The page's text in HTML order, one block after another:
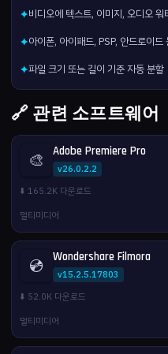
✦비디오에 텍스트, 이미지, 오디오 워
✦아이폰, 아이패드, PSP, 안드로이
✦파일 크기 또는 길이 기준 자동 분할
🔗 관련 소프트웨어
🎨 Adobe Premiere Pro
v26.0.2.2
⬇️ 165.2K 다운로드
멀티미디어
💿 Wondershare Filmora
v15.2.5.17803
⬇️ 52.0K 다운로드
멀티미디어